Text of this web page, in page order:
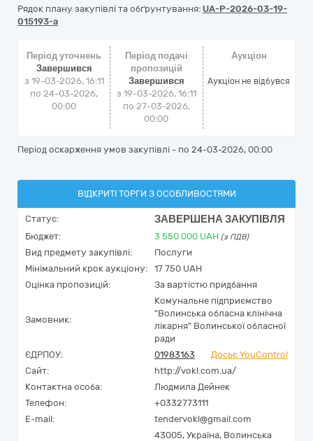
Рядок плану закупівлі та обґрунтування: UA-P-2026-03-19-
015193-a
Період уточнень
Завершився
з 19-03-2026, 16:11
по 24-03-2026,
00:00
Період подачі
пропозицій
Завершився
з 19-03-2026, 16:11
по 27-03-2026,
00:00
Аукціон
Аукціон не відбувся
Період оскарження умов закупівлі - по 24-03-2026, 00:00
ВІДКРИТІ ТОРГИ З ОСОБЛИВОСТЯМИ
Статус: ЗАВЕРШЕНА ЗАКУПІВЛЯ
Бюджет: 3 550 000 UAH (з ПДВ)
Вид предмету закупівлі:
Послуги
Мінімальний крок аукціону:
17 750 UAH
Оцінка пропозицій:
За вартістю придбання
Замовник:
Комунальне підприємство
"Волинська обласна клінічна
лікарня" Волинської обласної
ради
ЄДРПОУ:
01983163
Досьє YouControl
Сайт:
http://vokl.com.ua/
Контактна особа:
Людмила Дейнек
Телефон:
+0332773111
E-mail:
tendervokl@gmail.com
43005, Україна, Волинська